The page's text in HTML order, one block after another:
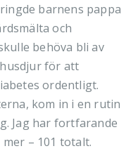
barnens pappa
och
behöva bli av
för att
ordentligt.
kom in i en rutin
Jag har fortfarande
– 101 totalt.